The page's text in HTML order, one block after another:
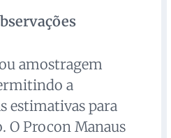
amostragem
a
estimativas para
O Procon Manaus